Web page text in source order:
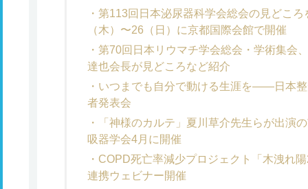
第113回日本泌尿器科学会総会の見どこ
（木）〜26（日）に京都国際会館で開催
第70回日本リウマチ学会総会・学術集
達也会長が見どころなど紹介
いつまでも自分で動ける生涯を――日本
者発表会
「神様のカルテ」夏川草介先生らが出
吸器学会4月に開催
COPD死亡率減少プロジェクト「木洩れ
連携ウェビナー開催